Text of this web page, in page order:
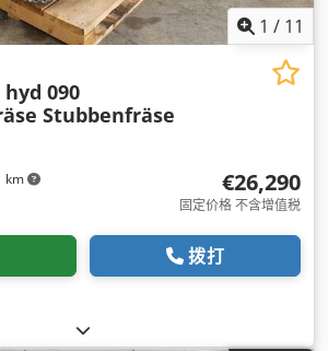
1 / 11
km
hyd 090
Stubbenfräse
€26,290
固定价格 不含增值税
拨打